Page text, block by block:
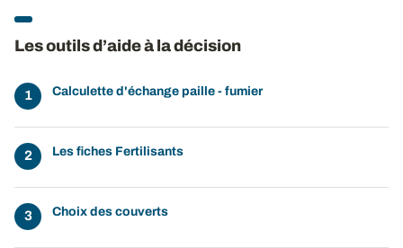
Les outils d’aide à la décision
Calculette d'échange paille - fumier
Les fiches Fertilisants
Choix des couverts